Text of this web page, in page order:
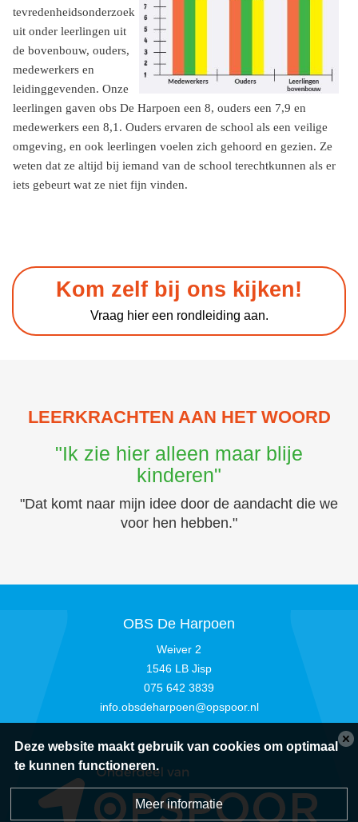
tevredenheidsonderzoek
uit onder leerlingen uit
de bovenbouw, ouders,
medewerkers en
leidinggevenden. Onze
leerlingen gaven obs De Harpoen een 8, ouders een 7,9 en
medewerkers een 8,1. Ouders ervaren de school als een veilige
omgeving, en ook leerlingen voelen zich gehoord en gezien. Ze
weten dat ze altijd bij iemand van de school terechtkunnen als er
iets gebeurt wat ze niet fijn vinden.
Kom zelf bij ons kijken!
Vraag hier een rondleiding aan.
LEERKRACHTEN AAN HET WOORD
"Ik zie hier alleen maar blije
kinderen"
"Dat komt naar mijn idee door de aandacht die we
voor hen hebben."
OBS De Harpoen
Weiver 2
1546 LB Jisp
075 642 3839
info.obsdeharpoen@opspoor.nl
Deze website maakt gebruik van cookies om optimaal
te kunnen functioneren.
Meer informatie